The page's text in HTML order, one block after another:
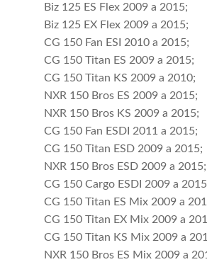
Biz 125 ES Flex 2009 a 2015;
Biz 125 EX Flex 2009 a 2015;
CG 150 Fan ESI 2010 a 2015;
CG 150 Titan ES 2009 a 2015;
CG 150 Titan KS 2009 a 2010;
NXR 150 Bros ES 2009 a 2015;
NXR 150 Bros KS 2009 a 2015;
CG 150 Fan ESDI 2011 a 2015;
CG 150 Titan ESD 2009 a 2015;
NXR 150 Bros ESD 2009 a 2015;
CG 150 Cargo ESDI 2009 a
CG 150 Titan ES Mix 2009 a
CG 150 Titan EX Mix 2009 a
CG 150 Titan KS Mix 2009 a
NXR 150 Bros ES Mix 2009 a